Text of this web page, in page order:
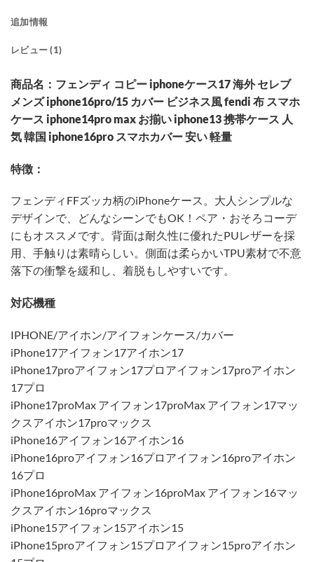
追加情報
レビュー (1)
商品名：フェンディ コピー iphoneケース17 海外 セレブ
メンズ iphone16pro/15 カバー ビジネス風 fendi 布 スマホ
ケース iphone14pro max お揃い iphone13 携帯ケース 人
気 韓国 iphone16pro スマホカバー 安い 軽量
特徴：
フェンディFFズッカ柄のiPhoneケース。大人シンプルな
デザインで、どんなシーンでもOK！ペア・おそろコーデ
にもオススメです。背面は耐久性に優れたPUレザーを採
用、手触りは素晴らしい。側面は柔らかいTPU素材で不意
落下の衝撃を緩和し、着脱もしやすいです。
対応機種
IPHONE/アイホン/アイフォンケース/カバー
iPhone17アイフォン17アイホン17
iPhone17proアイフォン17プロアイフォン17proアイホン
17プロ
iPhone17proMax アイフォン17proMax アイフォン17マッ
クスアイホン17proマックス
iPhone16アイフォン16アイホン16
iPhone16proアイフォン16プロアイフォン16proアイホン
16プロ
iPhone16proMax アイフォン16proMax アイフォン16マッ
クスアイホン16proマックス
iPhone15アイフォン15アイホン15
iPhone15proアイフォン15プロアイフォン15proアイホン